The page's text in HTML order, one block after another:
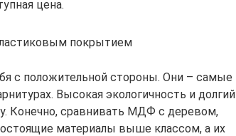
цена.
покрытием
с положительной стороны. Они – самые
Высокая экологичность и долгий
Конечно, сравнивать МДФ с деревом,
материалы выше классом, а их